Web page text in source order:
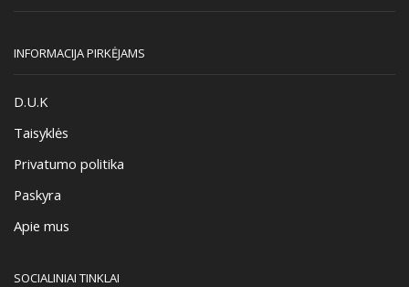
INFORMACIJA PIRKĖJAMS
D.U.K
Taisyklės
Privatumo politika
Paskyra
Apie mus
SOCIALINIAI TINKLAI